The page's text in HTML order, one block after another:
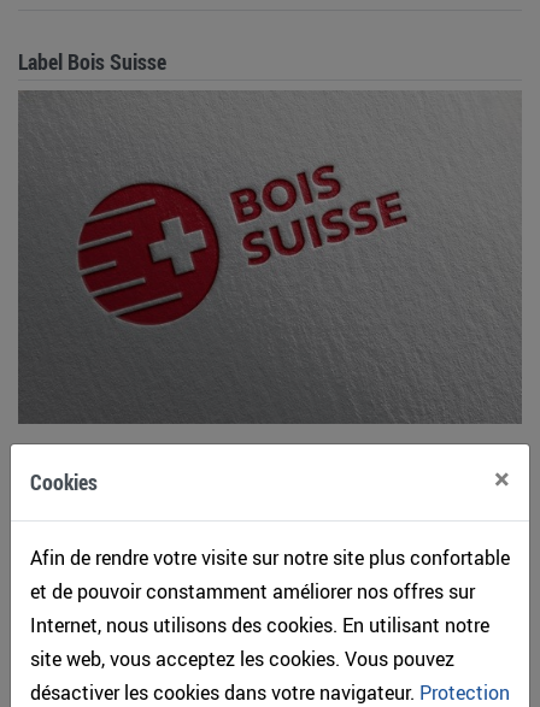
Cookies ×
Afin de rendre votre visite sur notre site plus confortable
et de pouvoir constamment améliorer nos offres sur
Internet, nous utilisons des cookies. En utilisant notre
site web, vous acceptez les cookies. Vous pouvez
désactiver les cookies dans votre navigateur. Protection
Label Bois Suisse
Chiffres clés de la construction bois en Suisse pour les
investisseurs